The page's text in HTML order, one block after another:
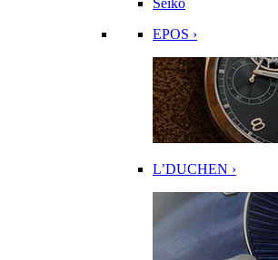
Seiko
EPOS ›
L’DUCHEN ›